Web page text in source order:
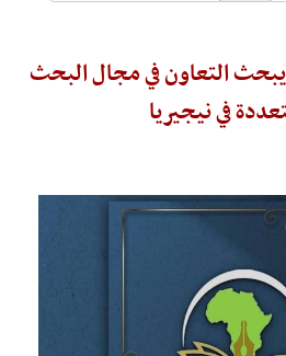
التعاون في مجال البحث
في نيجيريا